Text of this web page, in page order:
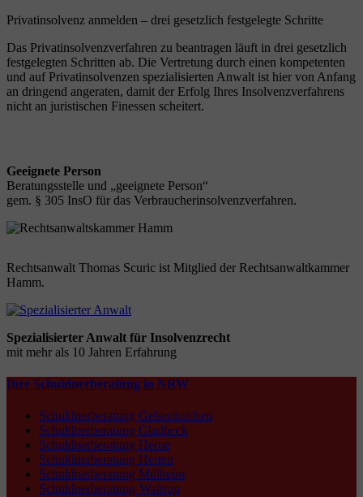
Privatinsolvenz anmelden – drei gesetzlich festgelegte Schritte
Das Privatinsolvenzverfahren zu beantragen läuft in drei gesetzlich
festgelegten Schritten ab. Die Vertretung durch einen kompetenten
und auf Privatinsolvenzen spezialisierten Anwalt ist hier von Anfang
an dringend angeraten, damit der Erfolg Ihres Insolvenzverfahrens
nicht an juristischen Finessen scheitert.
Geeignete Person
Beratungsstelle und „geeignete Person“
gem. § 305 InsO für das Verbraucherinsolvenzverfahren.
Rechtsanwalt Thomas Scuric ist Mitglied der Rechtsanwaltkammer
Hamm.
Spezialisierter Anwalt für Insolvenzrecht
mit mehr als 10 Jahren Erfahrung
Ihre Schuldnerberatung in NRW
Schuldnerberatung Gelsenkirchen
Schuldnerberatung Gladbeck
Schuldnerberatung Herne
Schuldnerberatung Herten
Schuldnerberatung Mülheim
Schuldnerberatung-Waltrop